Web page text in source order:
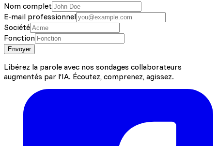
Nom complet
E-mail professionnel
Société
Fonction
Envoyer
Libérez la parole avec nos sondages collaborateurs
augmentés par l’IA. Écoutez, comprenez, agissez.